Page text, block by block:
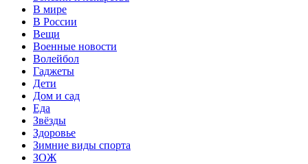
В мире
В России
Вещи
Военные новости
Волейбол
Гаджеты
Дети
Дом и сад
Еда
Звёзды
Здоровье
Зимние виды спорта
ЗОЖ